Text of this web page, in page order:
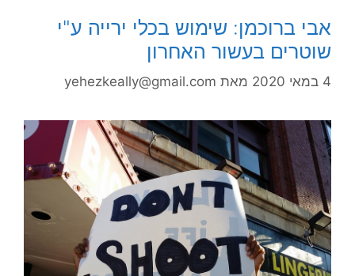
אבי ברוכמן: שימוש בכלי ירייה ע"י
שוטרים בעשור האחרון
4 במאי 2020 מאת yehezkeally@gmail.com